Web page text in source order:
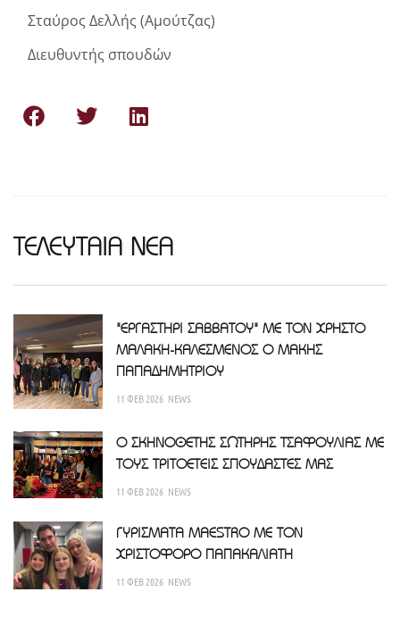
Σταύρος Δελλής (Αμούτζας)
Διευθυντής σπουδών
ΤΕΛΕΥΤΑΙΑ ΝΕΑ
"ΕΡΓΑΣΤΗΡΙ ΣΑΒΒΑΤΟΥ" ΜΕ ΤΟΝ ΧΡΗΣΤΟ
ΜΑΛΑΚΗ-ΚΑΛΕΣΜΕΝΟΣ Ο ΜΑΚΗΣ
ΠΑΠΑΔΗΜΗΤΡΙΟΥ
11 ΦΕΒ 2026 NEWS
Ο ΣΚΗΝΟΘΕΤΗΣ ΣΩΤΗΡΗΣ ΤΣΑΦΟΥΛΙΑΣ ΜΕ
ΤΟΥΣ ΤΡΙΤΟΕΤΕΙΣ ΣΠΟΥΔΑΣΤΕΣ ΜΑΣ
11 ΦΕΒ 2026 NEWS
ΓΥΡΙΣΜΑΤΑ MAESTRO ΜΕ ΤΟΝ
ΧΡΙΣΤΟΦΟΡΟ ΠΑΠΑΚΑΛΙΑΤΗ
11 ΦΕΒ 2026 NEWS